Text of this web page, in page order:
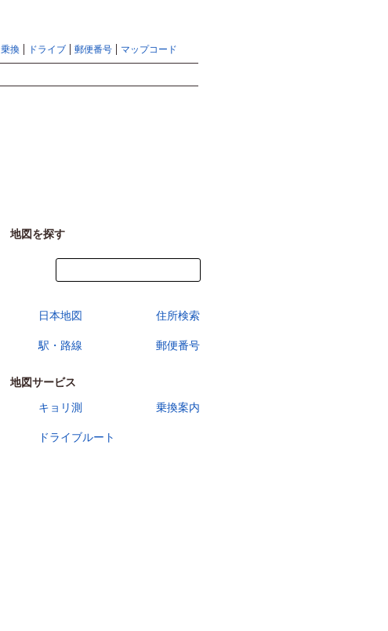
乗換 ドライブ 郵便番号 マップコード
地図を探す
日本地図 住所検索
駅・路線 郵便番号
地図サービス
キョリ測
乗換案内
ドライブルート